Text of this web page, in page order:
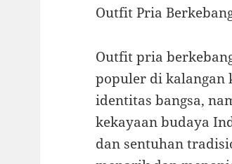
Outfit Pria
Outfit pria
populer di kalangan
identitas bangsa,
kekayaan budaya
dan sentuhan